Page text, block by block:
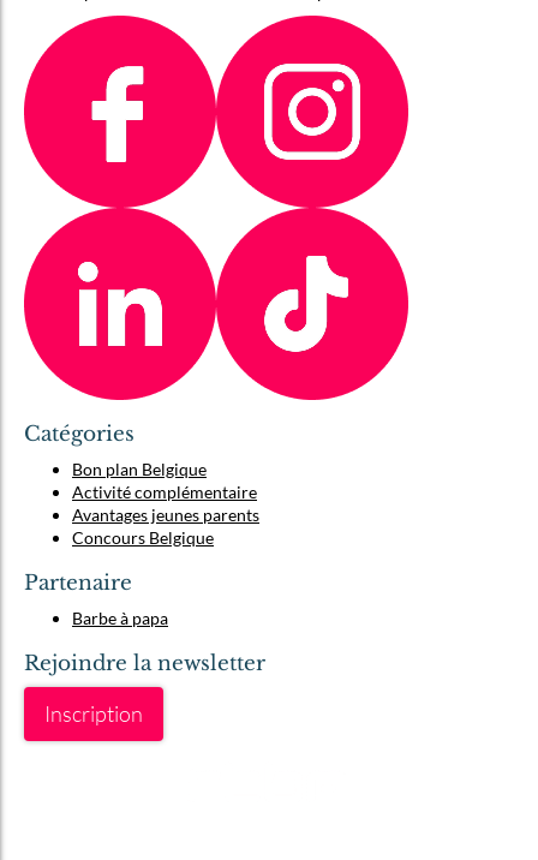
Catégories
Bon plan Belgique
Activité complémentaire
Avantages jeunes parents
Concours Belgique
Partenaire
Barbe à papa
Rejoindre la newsletter
Inscription